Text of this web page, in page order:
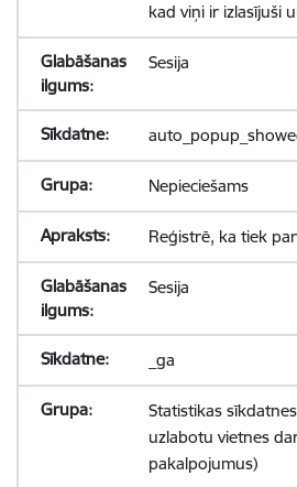
kad viņi ir izlasījuši
Sesija
Nepieciešams
Reģistrē, ka tiek
Sesija
_ga
Statistikas
uzlabotu vietnes
pakalpojumus)